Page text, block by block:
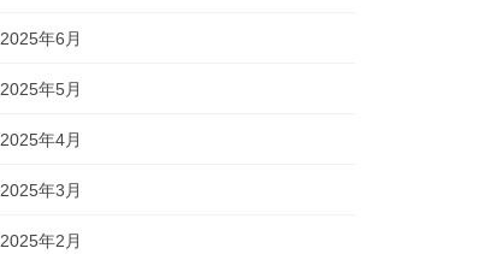
2025年6月
2025年5月
2025年4月
2025年3月
2025年2月